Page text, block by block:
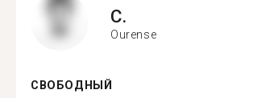
C.
Ourense
СВОБОДНЫЙ